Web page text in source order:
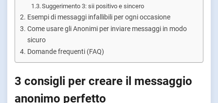
Suggerimento 3: sii positivo e sincero
Esempi di messaggi infallibili per ogni occasione
Come usare gli Anonimi per inviare messaggi in modo
sicuro
Domande frequenti (FAQ)
3 consigli per creare il messaggio
anonimo perfetto